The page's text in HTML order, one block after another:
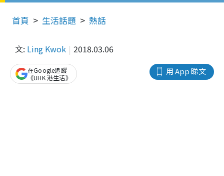
首頁 生活話題 熱話
文: Ling Kwok 2018.03.06
用 App 睇文
在Google追蹤
《UHK 港生活》